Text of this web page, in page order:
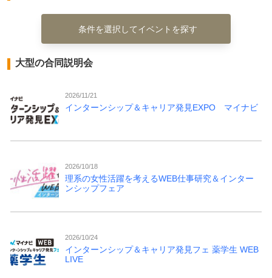
条件を選択してイベントを探す
大型の合同説明会
2026/11/21
インターンシップ＆キャリア発見EXPO マイナビ
2026/10/18
理系の女性活躍を考えるWEB仕事研究＆インター
ンシップフェア
2026/10/24
インターンシップ＆キャリア発見フェ 薬学生 WEB
LIVE